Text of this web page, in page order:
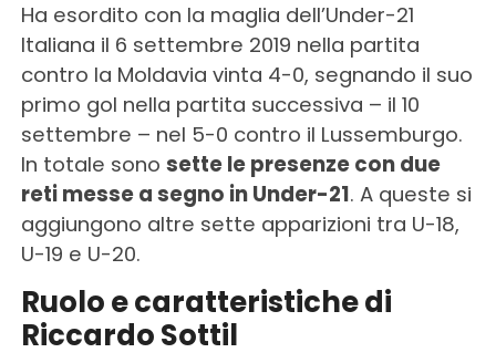
Ha esordito con la maglia dell’Under-21
Italiana il 6 settembre 2019 nella partita
contro la Moldavia vinta 4-0, segnando il suo
primo gol nella partita successiva – il 10
settembre – nel 5-0 contro il Lussemburgo.
In totale sono sette le presenze con due
reti messe a segno in Under-21. A queste si
aggiungono altre sette apparizioni tra U-18,
U-19 e U-20.
Ruolo e caratteristiche di
Riccardo Sottil